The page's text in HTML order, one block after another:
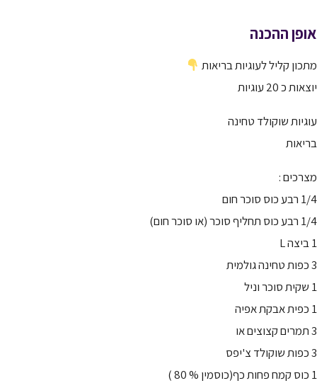
אופן ההכנה
מתכון קליל לעוגיות בריאות
יוצאות כ 20 עוגיות
עוגיות שוקולד טחינה
בריאות
מצרכים :
1/4 רבע כוס סוכר חום
1/4 רבע כוס תחליף סוכר (או סוכר חום)
1 ביצה L
3 כפות טחינה גולמית
1 שקית סוכר וניל
1 כפית אבקת אפיה
3 תמרים קצוצים או
3 כפות שוקולד צ'יפס
1 כוס קמח פחות כף(כוסמין % 80 )